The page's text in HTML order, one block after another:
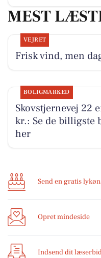
MEST
VEJRET
Frisk vind, men
BOLIGMARKED
Skovstjernevej 22
kr.: Se de billigste
her
Send en gratis
Opret mindeside
Indsend dit